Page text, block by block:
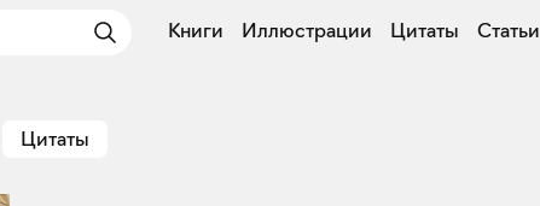
Книги Иллюстрации Цитаты Статьи
Цитаты